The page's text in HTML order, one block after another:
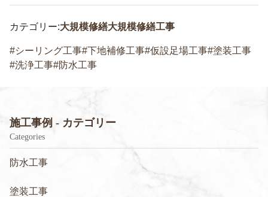
カテゴリー:大規模修繕大規模修繕工事
シーリング工事 下地補修工事 仮設足場工事 塗装工事
洗浄工事
防水工事
施工事例 - カテゴリー
Categories
防水工事
塗装工事